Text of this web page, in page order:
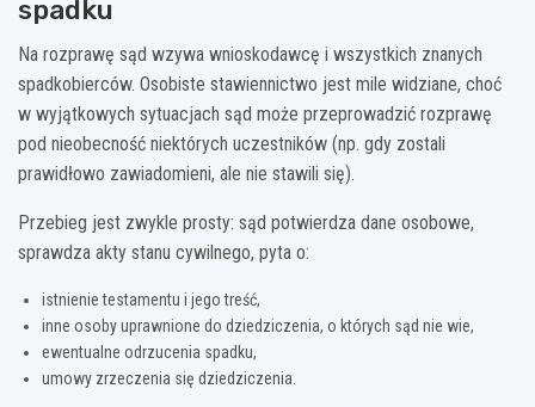
spadku
Na rozprawę sąd wzywa wnioskodawcę i wszystkich znanych
spadkobierców. Osobiste stawiennictwo jest mile widziane, choć
w wyjątkowych sytuacjach sąd może przeprowadzić rozprawę
pod nieobecność niektórych uczestników (np. gdy zostali
prawidłowo zawiadomieni, ale nie stawili się).
Przebieg jest zwykle prosty: sąd potwierdza dane osobowe,
sprawdza akty stanu cywilnego, pyta o:
istnienie testamentu i jego treść,
inne osoby uprawnione do dziedziczenia, o których sąd nie wie,
ewentualne odrzucenia spadku,
umowy zrzeczenia się dziedziczenia.